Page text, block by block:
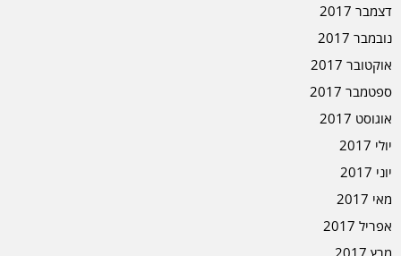
דצמבר 2017
נובמבר 2017
אוקטובר 2017
ספטמבר 2017
אוגוסט 2017
יולי 2017
יוני 2017
מאי 2017
אפריל 2017
מרץ 2017